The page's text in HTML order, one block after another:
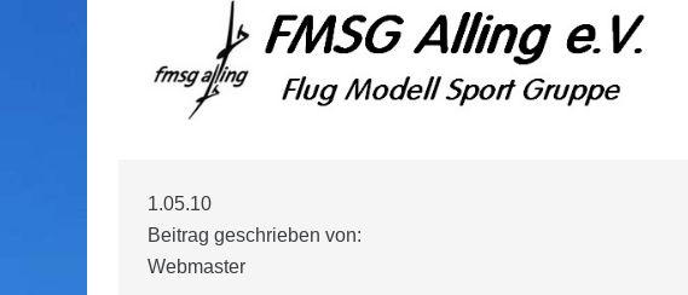
1.05.10
Beitrag geschrieben von:
Webmaster